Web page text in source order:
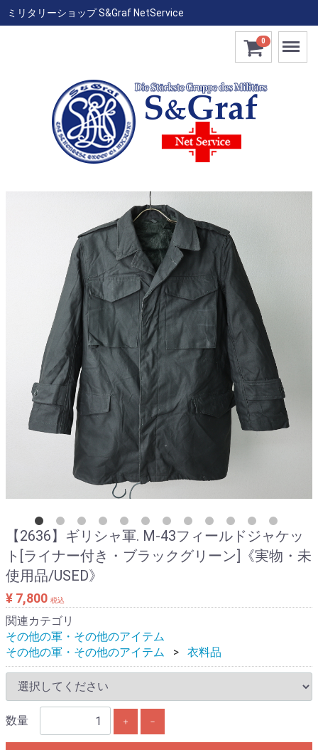
ミリタリーショップ S&Graf NetService
0 Menu
【2636】ギリシャ軍. M-43フィールドジャケッ
ト[ライナー付き・ブラックグリーン]《実物・未
使用品/USED》
¥ 7,800 税込
関連カテゴリ
その他の軍・その他のアイテム
その他の軍・その他のアイテム
衣料品
数量 ＋ －